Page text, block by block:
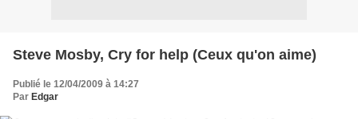
Steve Mosby, Cry for help (Ceux qu'on aime)
Publié le 12/04/2009 à 14:27
Par Edgar